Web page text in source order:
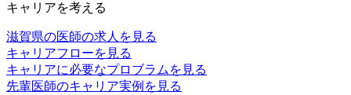
キャリアを考える
滋賀県の医師の求人を見る
キャリアフローを見る
キャリアに必要なプロブラムを見る
先輩医師のキャリア実例を見る